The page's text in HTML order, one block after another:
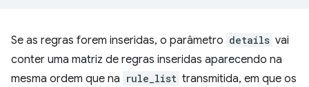
Se as regras forem inseridas, o parâmetro details vai
conter uma matriz de regras inseridas aparecendo na
mesma ordem que na rule_list transmitida, em que os